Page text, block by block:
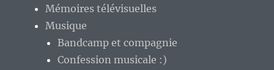
Mémoires télévisuelles
Musique
Bandcamp et compagnie
Confession musicale :)